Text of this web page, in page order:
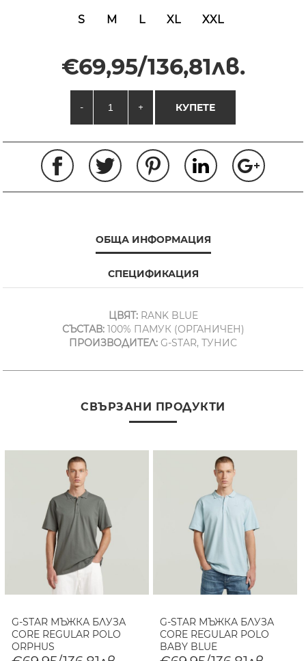
S M L XL XXL
€69,95/136,81лв.
- + КУПЕТЕ
ОБЩА ИНФОРМАЦИЯ
СПЕЦИФИКАЦИЯ
ЦВЯТ:RANK BLUE
СЪСТАВ:100% ПАМУК (ОРГАНИЧЕН)
ПРОИЗВОДИТЕЛ: G-STAR, ТУНИС
СВЪРЗАНИ ПРОДУКТИ
G-STAR МЪЖКА БЛУЗА
CORE REGULAR POLO
ORPHUS
G-STAR МЪЖКА БЛУЗА
CORE REGULAR POLO
BABY BLUE